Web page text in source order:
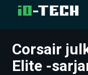
UUTISET
Corsair
Elite -